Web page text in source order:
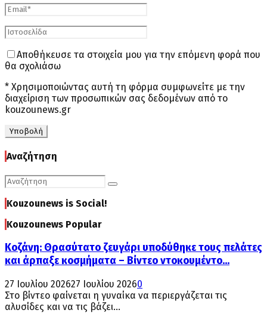
Αποθήκευσε τα στοιχεία μου για την επόμενη φορά που
θα σχολιάσω
* Χρησιμοποιώντας αυτή τη φόρμα συμφωνείτε με την
διαχείριση των προσωπικών σας δεδομένων από το
kouzounews.gr
Αναζήτηση
Search
for:
Search
Kouzounews is Social!
Kouzounews Popular
Κοζάνη: Θρασύτατο ζευγάρι υποδύθηκε τους πελάτες
και άρπαξε κοσμήματα – Βίντεο ντοκουμέντο...
27 Ιουλίου 202627 Ιουλίου 20260
Στο βίντεο φαίνεται η γυναίκα να περιεργάζεται τις
αλυσίδες και να τις βάζει...